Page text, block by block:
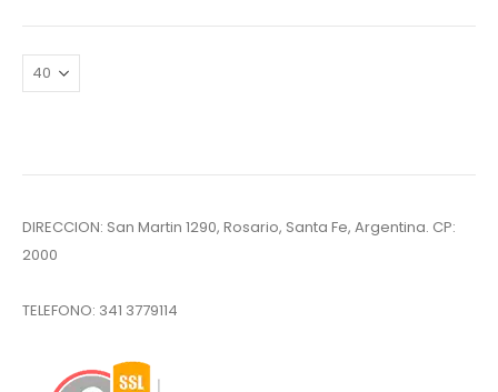
DIRECCION: San Martin 1290, Rosario, Santa Fe, Argentina. CP:
2000
TELEFONO: 341 3779114